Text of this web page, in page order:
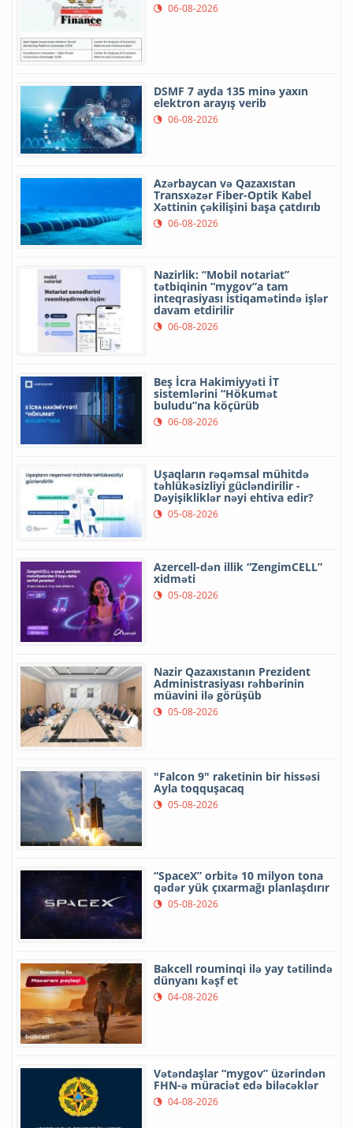
06-08-2026
DSMF 7 ayda 135 minə yaxın
elektron arayış verib
06-08-2026
Azərbaycan və Qazaxıstan
Transxəzər Fiber-Optik Kabel
Xəttinin çəkilişini başa çatdırıb
06-08-2026
Nazirlik: “Mobil notariat”
tətbiqinin “mygov”a tam
inteqrasiyası istiqamətində işlər
davam etdirilir
06-08-2026
Beş İcra Hakimiyyəti İT
sistemlərini “Hökumət
buludu”na köçürüb
06-08-2026
Uşaqların rəqəmsal mühitdə
təhlükəsizliyi gücləndirilir -
Dəyişikliklər nəyi ehtiva edir?
05-08-2026
Azercell-dən illik “ZengimCELL”
xidməti
05-08-2026
Nazir Qazaxıstanın Prezident
Administrasiyası rəhbərinin
müavini ilə görüşüb
05-08-2026
"Falcon 9" raketinin bir hissəsi
Ayla toqquşacaq
05-08-2026
“SpaceX” orbitə 10 milyon tona
qədər yük çıxarmağı planlaşdırır
05-08-2026
Bakcell rouminqi ilə yay tətilində
dünyanı kəşf et
04-08-2026
Vətəndaşlar “mygov” üzərindən
FHN-ə müraciət edə biləcəklər
04-08-2026